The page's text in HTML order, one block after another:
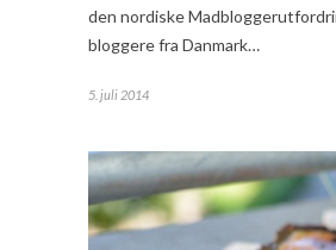
den nordiske
bloggere fra Danmark…
5. juli 2014